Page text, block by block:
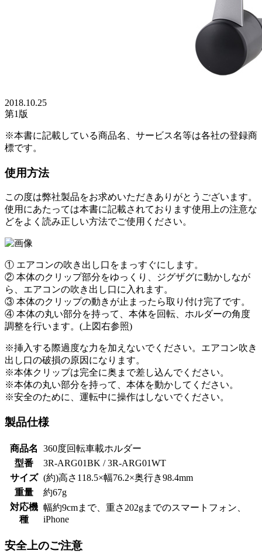
2018.10.25
第1版
※本書に記載している商品名、サービス名等は各社の登録商
標です。
使用方法
この度は弊社製品をお求めいただきありがとうございます。
使用にあたっては本書に記載されております使用上の注意な
どをよく読み正しい方法でご使用ください。
① エアコンの吹き出し口をまっすぐにします。
② 本体のクリップ部分をゆっくり、ジグザグに動かしなが
ら、エアコンの吹き出し口に入れます。
③ 本体のクリップの動きが止まったら取り付け完了です。
④ 本体の丸い部分を持って、本体を回転、ホルダーの角度
調整を行います。(上図右参照)
※挿入する際過度な力を加えないでください。エアコン吹き
出し口の破損の原因になります。
※本体クリップは完全に奥まで差し込んでください。
※本体の丸い部分を持って、本体を動かしてください。
※安全のために、運転中に操作はしないでください。
製品仕様
商品名
360度回転車載ホルダー
型番
3R-ARG01BK / 3R-ARG01WT
サイズ (約)高さ118.5×幅76.2×奥行き98.4mm
重量
約67g
対応機
種
幅約9cmまで、重さ202gまでのスマートフォン、
iPhone
安全上のご注意